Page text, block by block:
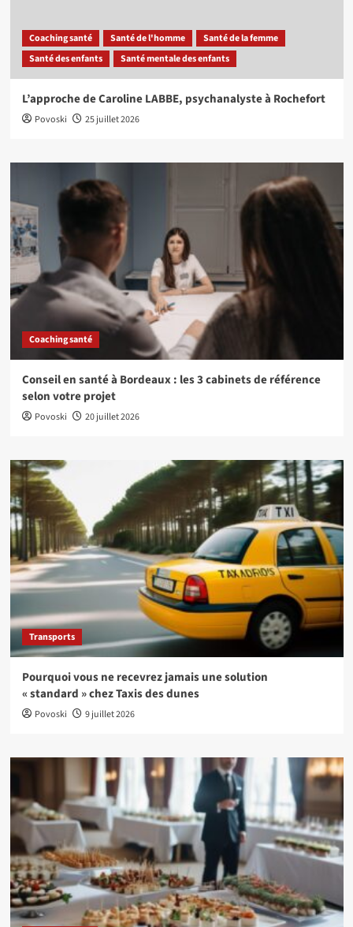
Coaching santé Santé de l'homme
Santé de la femme
Santé des enfants
Santé mentale des enfants
L’approche de Caroline LABBE, psychanalyste à Rochefort
Povoski 25 juillet 2026
Coaching santé
Conseil en santé à Bordeaux : les 3 cabinets de référence
selon votre projet
Povoski 20 juillet 2026
Transports
Pourquoi vous ne recevrez jamais une solution
« standard » chez Taxis des dunes
Povoski 9 juillet 2026